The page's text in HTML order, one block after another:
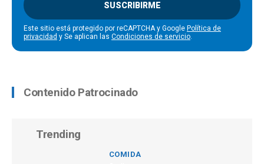
SUSCRIBIRME
Este sitio está protegido por reCAPTCHA y Google Política de
privacidad y Se aplican las Condiciones de servicio.
Contenido Patrocinado
Trending
COMIDA